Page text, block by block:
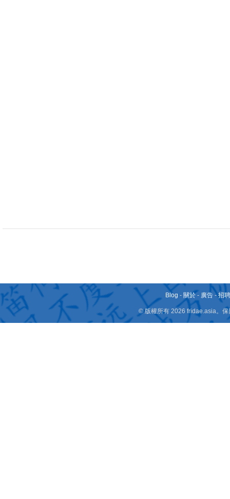
Blog - 關於 - 廣告 -招
© 版權所有 2026 fridae.asia。